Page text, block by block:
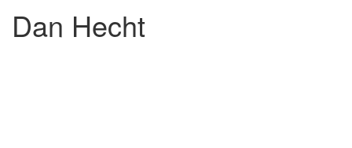
Dan Hecht